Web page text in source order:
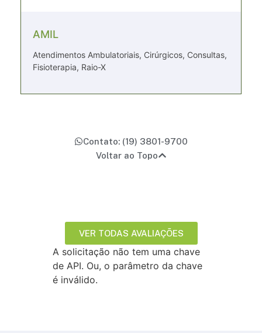
AMIL
Atendimentos Ambulatoriais, Cirúrgicos, Consultas,
Fisioterapia, Raio-X
Contato: (19) 3801-9700
Voltar ao Topo
VER TODAS AVALIAÇÕES
A solicitação não tem uma chave
de API. Ou, o parâmetro da chave
é inválido.